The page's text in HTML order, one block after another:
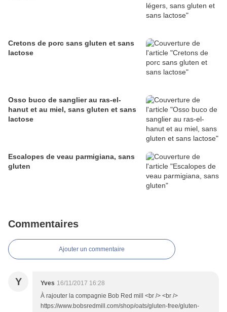
Cretons de porc sans gluten et sans
lactose
Osso buco de sanglier au ras-el-
hanut et au miel, sans gluten et sans
lactose
Escalopes de veau parmigiana, sans
gluten
Commentaires
Ajouter un commentaire
Y Yves 16/11/2017 16:28
À rajouter la compagnie Bob Red mill <br /> <br />
https://www.bobsredmill.com/shop/oats/gluten-free/gluten-